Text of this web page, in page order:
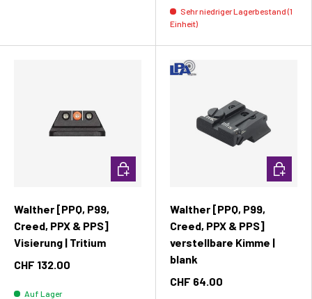
Sehr niedriger Lagerbestand (1
Einheit)
Walther [PPQ, P99,
Creed, PPX & PPS]
Visierung | Tritium
CHF 132.00
Auf Lager
In den Warenkorb
Walther [PPQ, P99,
Creed, PPX & PPS]
verstellbare Kimme |
blank
CHF 64.00
In den